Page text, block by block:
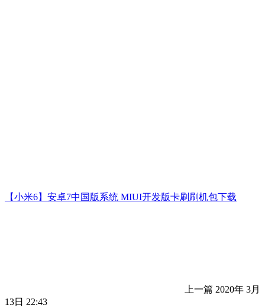
【小米6】安卓7中国版系统 MIUI开发版卡刷刷机包下载
上一篇 2020年 3月
13日 22:43